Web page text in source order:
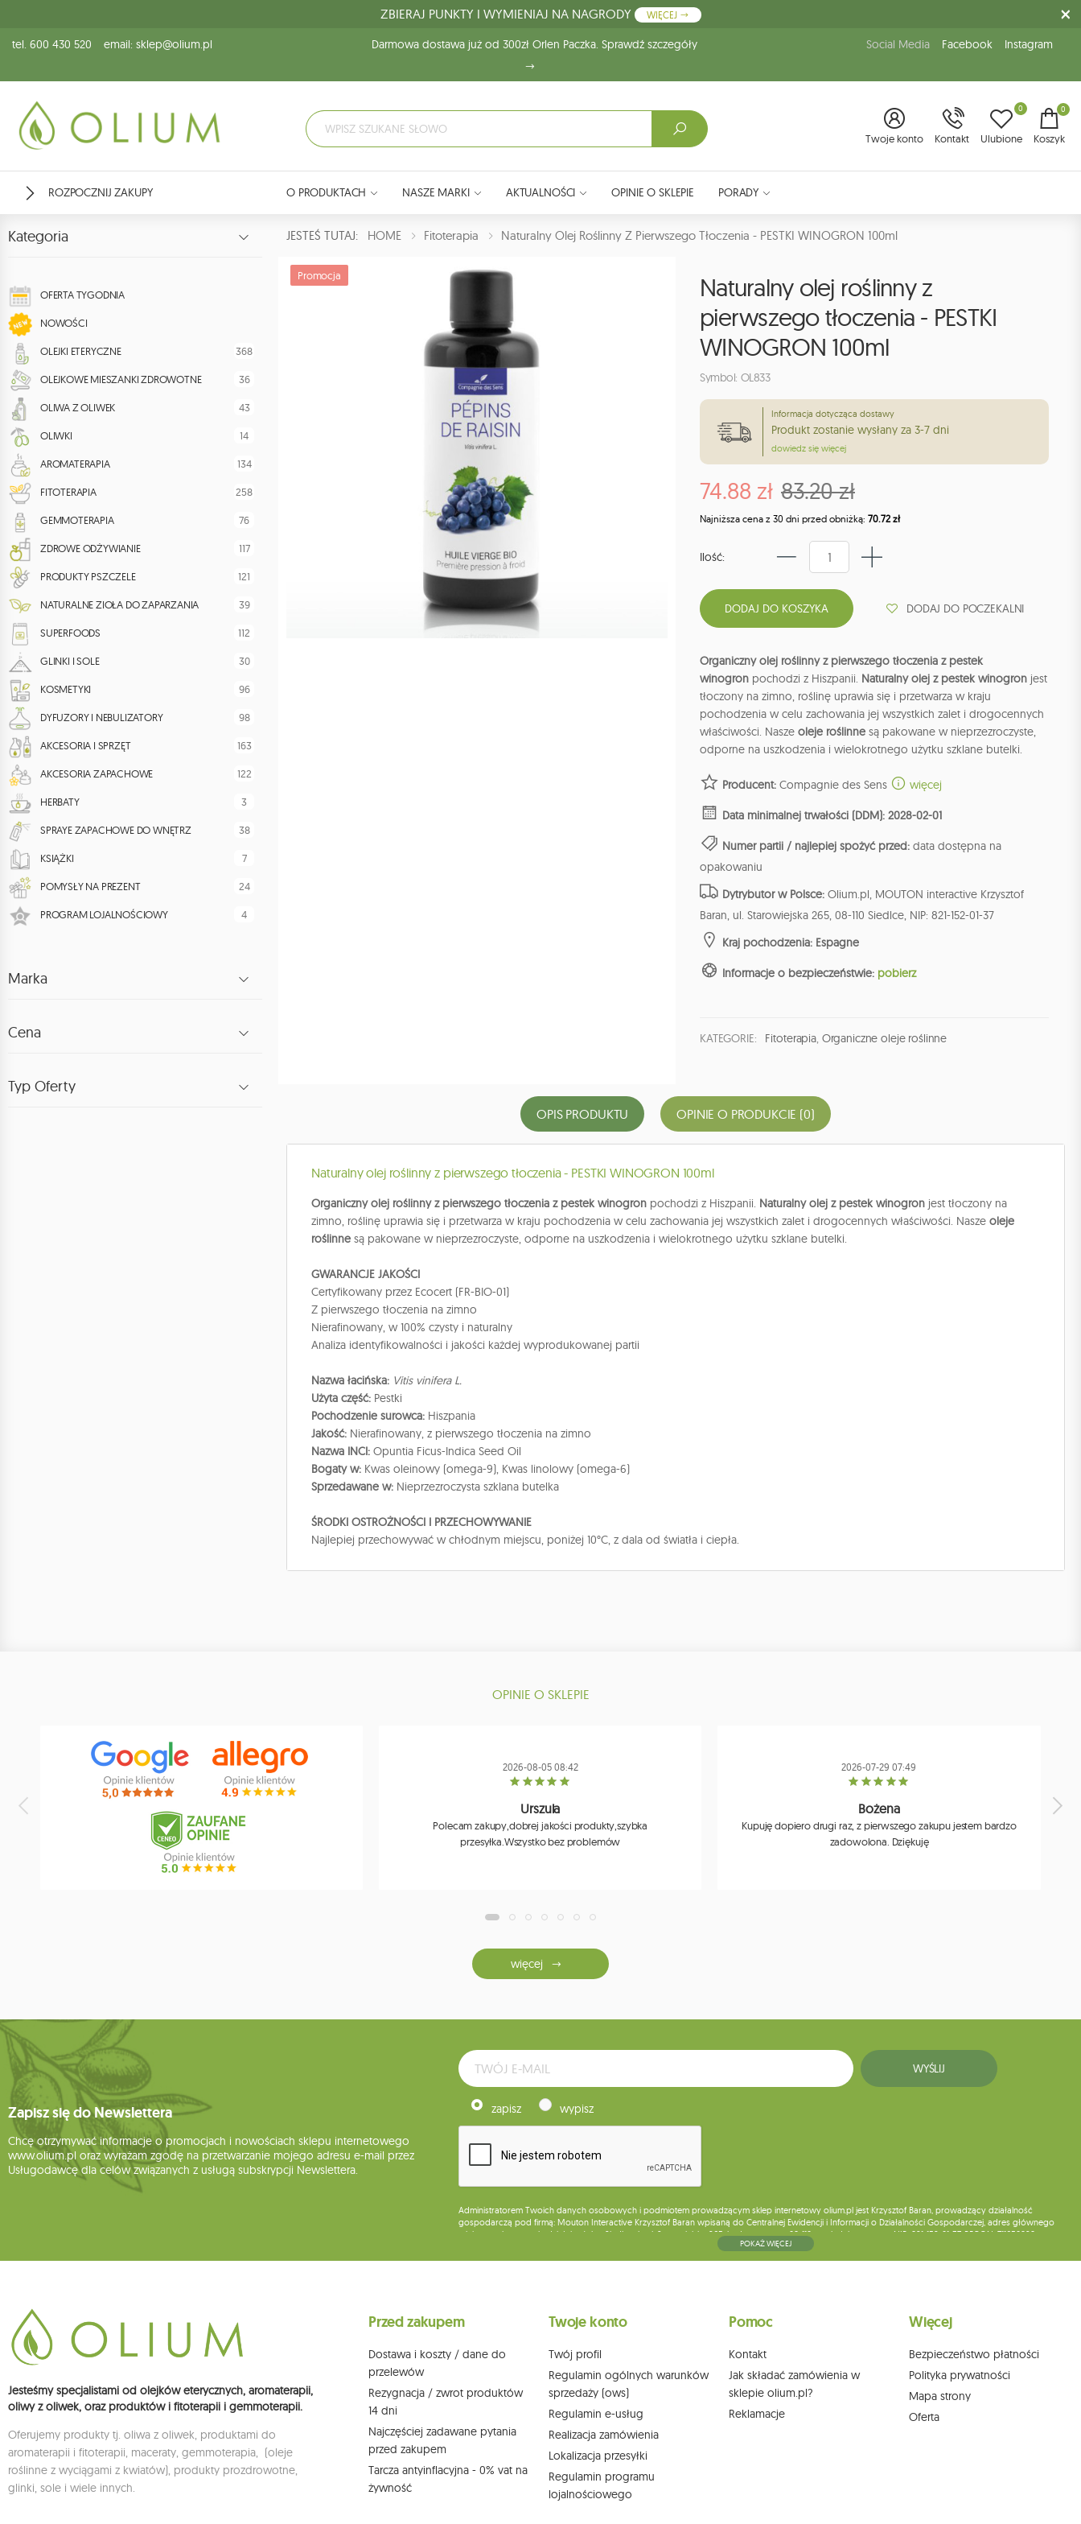
ZBIERAJ PUNKTY I WYMIENIAJ NA NAGRODY WIĘCEJ
tel. 600 430 520 email: sklep@olium.pl Darmowa dostawa już od 300zł Orlen Paczka. Sprawdź szczegóły Social Media Facebook Instagram
Twoje konto Kontakt Ulubione
0 0
Koszyk
ROZPOCZNIJ ZAKUPY O PRODUKTACH NASZE MARKI AKTUALNOŚCI OPINIE O SKLEPIE PORADY
Kategoria
OFERTA TYGODNIA
NOWOŚCI
OLEJKI ETERYCZNE 368
OLEJKOWE MIESZANKI ZDROWOTNE 36
OLIWA Z OLIWEK 43
OLIWKI 14
AROMATERAPIA 134
FITOTERAPIA 258
GEMMOTERAPIA 76
ZDROWE ODŻYWIANIE 117
PRODUKTY PSZCZELE 121
NATURALNE ZIOŁA DO ZAPARZANIA 39
SUPERFOODS 112
GLINKI I SOLE 30
KOSMETYKI 96
DYFUZORY I NEBULIZATORY 98
AKCESORIA I SPRZĘT 163
AKCESORIA ZAPACHOWE 122
HERBATY 3
SPRAYE ZAPACHOWE DO WNĘTRZ 38
KSIĄŻKI 7
POMYSŁY NA PREZENT 24
PROGRAM LOJALNOŚCIOWY 4
Marka
Cena
Typ Oferty
JESTEŚ TUTAJ: HOME Fitoterapia Naturalny Olej Roślinny Z Pierwszego Tłoczenia - PESTKI WINOGRON 100ml
Promocja
Naturalny olej roślinny z
pierwszego tłoczenia - PESTKI
WINOGRON 100ml
Symbol: OL833
Informacja dotycząca dostawy
Produkt zostanie wysłany za 3-7 dni
dowiedz się więcej
74.88 zł 83.20 zł
Najniższa cena z 30 dni przed obniżką: 70.72 zł
Ilość:
DODAJ DO POCZEKALNI
Organiczny olej roślinny z pierwszego tłoczenia z pestek
winogron pochodzi z Hiszpanii. Naturalny olej z pestek winogron jest
tłoczony na zimno, roślinę uprawia się i przetwarza w kraju
pochodzenia w celu zachowania jej wszystkich zalet i drogocennych
właściwości. Nasze oleje roślinne są pakowane w nieprzezroczyste,
odporne na uszkodzenia i wielokrotnego użytku szklane butelki.
Producent: Compagnie des Sens więcej
Data minimalnej trwałości (DDM): 2028-02-01
Numer partii / najlepiej spożyć przed: data dostępna na
opakowaniu
Dytrybutor w Polsce: Olium.pl, MOUTON interactive Krzysztof
Baran, ul. Starowiejska 265, 08-110 Siedlce, NIP: 821-152-01-37
Kraj pochodzenia: Espagne
Informacje o bezpieczeństwie: pobierz
KATEGORIE: Fitoterapia, Organiczne oleje roślinne
OPIS PRODUKTU OPINIE O PRODUKCIE (0)
Naturalny olej roślinny z pierwszego tłoczenia - PESTKI WINOGRON 100ml
Organiczny olej roślinny z pierwszego tłoczenia z pestek winogron pochodzi z Hiszpanii. Naturalny olej z pestek winogron jest tłoczony na
zimno, roślinę uprawia się i przetwarza w kraju pochodzenia w celu zachowania jej wszystkich zalet i drogocennych właściwości. Nasze oleje
roślinne są pakowane w nieprzezroczyste, odporne na uszkodzenia i wielokrotnego użytku szklane butelki.
GWARANCJE JAKOŚCI
Certyfikowany przez Ecocert (FR-BIO-01)
Z pierwszego tłoczenia na zimno
Nierafinowany, w 100% czysty i naturalny
Analiza identyfikowalności i jakości każdej wyprodukowanej partii
Nazwa łacińska: Vitis vinifera L.
Użyta część: Pestki
Pochodzenie surowca: Hiszpania
Jakość: Nierafinowany, z pierwszego tłoczenia na zimno
Nazwa INCI: Opuntia Ficus-Indica Seed Oil
Bogaty w: Kwas oleinowy (omega-9), Kwas linolowy (omega-6)
Sprzedawane w: Nieprzezroczysta szklana butelka
ŚRODKI OSTROŻNOŚCI I PRZECHOWYWANIE
Najlepiej przechowywać w chłodnym miejscu, poniżej 10°C, z dala od światła i ciepła.
OPINIE O SKLEPIE
2026-08-05 08:42
Urszula
Polecam zakupy,dobrej jakości produkty,szybka
przesyłka.Wszystko bez problemów
2026-07-29 07:49
Bożena
Kupuję dopiero drugi raz, z pierwszego zakupu jestem bardzo
zadowolona. Dziękuję
więcej
Zapisz się do Newslettera
Chcę otrzymywać informacje o promocjach i nowościach sklepu internetowego
www.olium.pl oraz wyrażam zgodę na przetwarzanie mojego adresu e-mail przez
Usługodawcę dla celów związanych z usługą subskrypcji Newslettera.
WYŚLIJ
zapisz wypisz
Administratorem Twoich danych osobowych i podmiotem prowadzącym sklep internetowy olium.pl jest Krzysztof Baran, prowadzący działalność
gospodarczą pod firmą: Mouton Interactive Krzysztof Baran wpisaną do Centralnej Ewidencji i Informacji o Działalności Gospodarczej, adres głównego
miejsca wykonywania działalności w Siedlcach, ul. Starowiejska 265, kod pocztowy: 08-110, posiadający numer NIP: 821-152-01-37, REGON: 711650928 .
Dane będą przetwarzane w celu wysyłki newslettera i przechowywane do chwili rezygnacji z subskrypcji.
działem obsługi klienta Mouton Interactive pod adresem e-mail lub pisemnie na adres siedziby.
POKAŻ WIĘCEJ
Jesteśmy specjalistami od olejków eterycznych, aromaterapii,
oliwy z oliwek, oraz produktów i fitoterapii i gemmoterapii.
Oferujemy produkty tj. oliwa z oliwek, produktami do
aromaterapii i fitoterapii, maceraty, gemmoterapia, (oleje
roślinne z wyciągami z kwiatów), produkty prozdrowotne,
glinki, sole i wiele innych.
Przed zakupem
Dostawa i koszty / dane do
przelewów
Rezygnacja / zwrot produktów
14 dni
Najczęściej zadawane pytania
przed zakupem
Tarcza antyinflacyjna - 0% vat na
żywność
Twoje konto
Twój profil
Regulamin ogólnych warunków
sprzedaży (ows)
Regulamin e-usług
Realizacja zamówienia
Lokalizacja przesyłki
Regulamin programu
lojalnościowego
Pomoc
Kontakt
Jak składać zamówienia w
sklepie olium.pl?
Reklamacje
Więcej
Bezpieczeństwo płatności
Polityka prywatności
Mapa strony
Oferta